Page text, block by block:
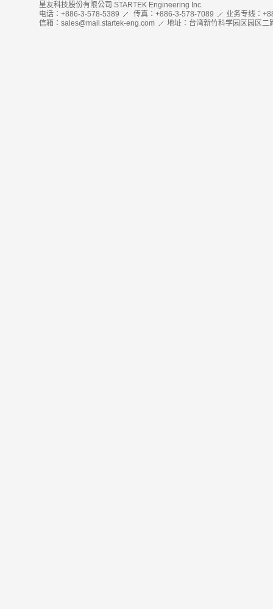
星友科技股份有限公司 STARTEK Engineering Inc.
电话：+886-3-578-5389
传真：+886-3-578-7089
业务专线：
信箱： sales@mail.startek-eng.com 地址：台湾新竹科学园区园区二